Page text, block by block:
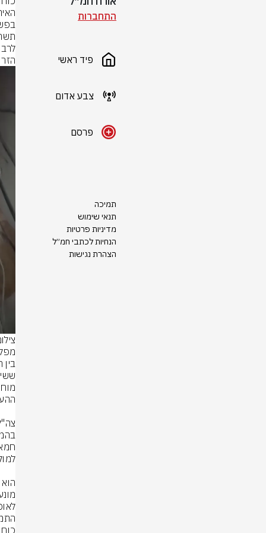
התחברות
פיד ראשי
צבע אדום
פרסם
תמיכה
תנאי שימוש
מדיניות פרטיות
הנחיות לכתבי חמ״ל
הצהרת נגישות